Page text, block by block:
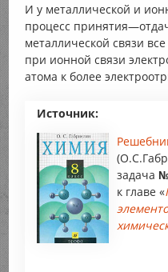
И у металлической и
процесс
металлической связи
при ионной связи
атома к более
Источник:
задача
к главе «